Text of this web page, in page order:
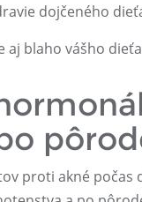
dojčeného
aj blaho vášho
proti akné